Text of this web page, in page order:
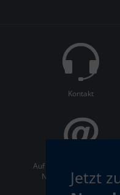
Kontakt
Auf dem Laufenden
Newsletter abonnieren
Jetzt